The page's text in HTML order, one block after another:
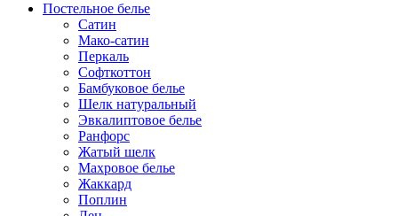
Постельное белье
Сатин
Мако-сатин
Перкаль
Софткоттон
Бамбуковое белье
Шелк натуральный
Эвкалиптовое белье
Ранфорс
Жатый шелк
Махровое белье
Жаккард
Поплин